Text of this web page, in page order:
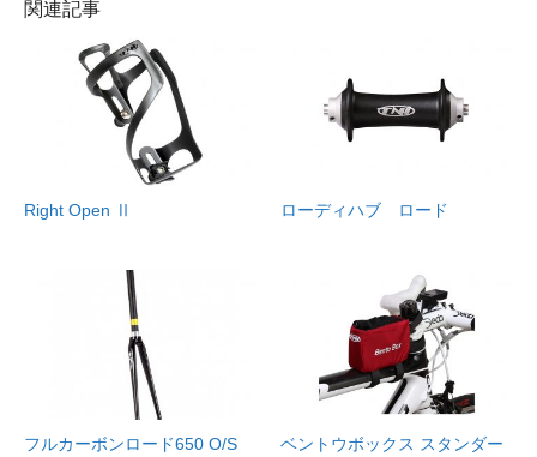
関連記事
Right Open Ⅱ ローディハブ ロード
フルカーボンロード650 O/S
ベントウボックス スタンダー